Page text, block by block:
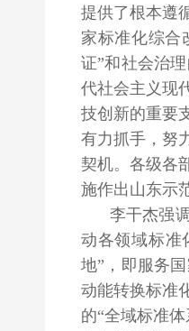
提供了根本遵
家标准化综合
证”和社会治
代社会主义现
技创新的重要
有力抓手，努
契机。各级各
施作出山东示
李干杰强
动各领域标准
地”，即服务
动能转换标准
的“全域标准